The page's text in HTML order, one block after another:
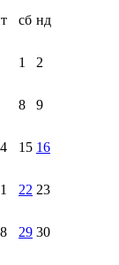
сб нд
1 2
8 9
15 16
22 23
29 30